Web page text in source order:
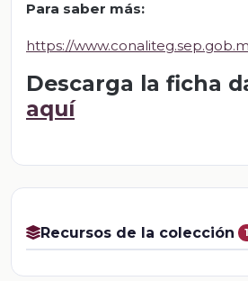
Para saber más:
https://
Descarga la ficha
aquí
Recursos de la colección 1